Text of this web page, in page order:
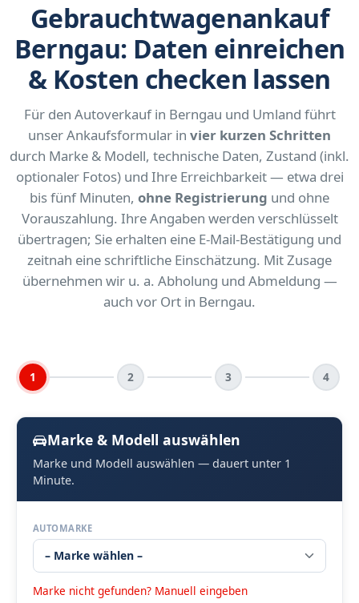
Gebrauchtwagenankauf
Berngau: Daten einreichen
& Kosten checken lassen
Für den Autoverkauf in Berngau und Umland führt
unser Ankaufsformular in vier kurzen Schritten
durch Marke & Modell, technische Daten, Zustand (inkl.
optionaler Fotos) und Ihre Erreichbarkeit — etwa drei
bis fünf Minuten, ohne Registrierung und ohne
Vorauszahlung. Ihre Angaben werden verschlüsselt
übertragen; Sie erhalten eine E-Mail-Bestätigung und
zeitnah eine schriftliche Einschätzung. Mit Zusage
übernehmen wir u. a. Abholung und Abmeldung —
auch vor Ort in Berngau.
1 2 3 4
Marke & Modell auswählen
Marke und Modell auswählen — dauert unter 1
Minute.
AUTOMARKE
Marke nicht gefunden? Manuell eingeben